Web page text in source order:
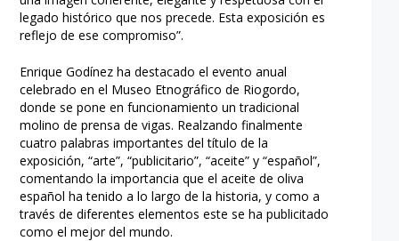
legado histórico que nos precede. Esta exposición es
reflejo de ese compromiso”.
Enrique Godínez ha destacado el evento anual
celebrado en el Museo Etnográfico de Riogordo,
donde se pone en funcionamiento un tradicional
molino de prensa de vigas. Realzando finalmente
cuatro palabras importantes del título de la
exposición, “arte”, “publicitario”, “aceite” y “español”,
comentando la importancia que el aceite de oliva
español ha tenido a lo largo de la historia, y como a
través de diferentes elementos este se ha publicitado
como el mejor del mundo.